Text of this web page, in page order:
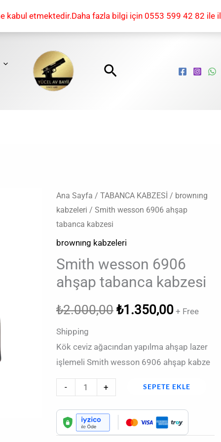
kabul etmektedir.Daha fazla bilgi için 0553 599 42 82
Arama
Ana Sayfa / TABANCA KABZESİ / brownıng
kabzeleri / Smith wesson 6906 ahşap
tabanca kabzesi
brownıng kabzeleri
Smith wesson 6906
ahşap tabanca kabzesi
₺2.000,00
Orijinal
₺2.000,00.
₺1.350,00
Şu
+ Free
Shipping
Kök ceviz ağacından yapılma ahşap lazer
işlemeli Smith wesson 6906 ahşap kabze
-
Smith
wesson
6906
ahşap
tabanca
kabzesi
adet
+ SEPETE EKLE